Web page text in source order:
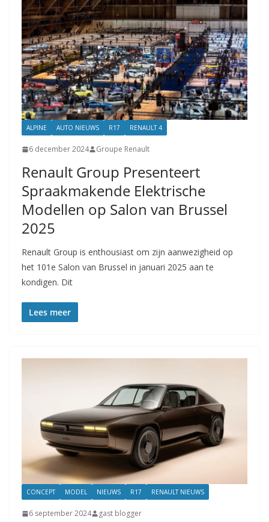
ALPINE AUTO NIEUWS R17 RENAULT 4
6 december 2024 Groupe Renault
Renault Group Presenteert
Spraakmakende Elektrische
Modellen op Salon van Brussel
2025
Renault Group is enthousiast om zijn aanwezigheid op
het 101e Salon van Brussel in januari 2025 aan te
kondigen. Dit
Lees meer
CONCEPT MODEL NIEUWS R17 RENAULT NIEUWS
6 september 2024 gast blogger